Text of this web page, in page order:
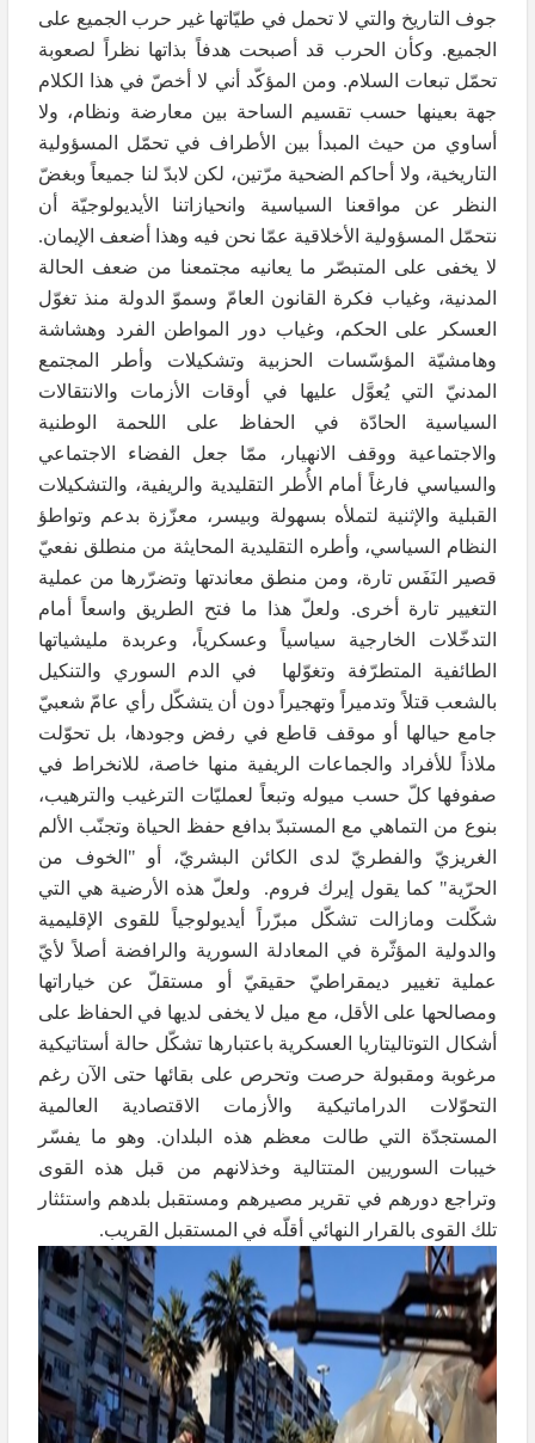
جوف التاريخ والتي لا تحمل في طيّاتها غير حرب الجميع على
الجميع. وكأن الحرب قد أصبحت هدفاً بذاتها نظراً لصعوبة
تحمّل تبعات السلام. ومن المؤكّد أني لا أخصّ في هذا الكلام
جهة بعينها حسب تقسيم الساحة بين معارضة ونظام، ولا
أساوي من حيث المبدأ بين الأطراف في تحمّل المسؤولية
التاريخية، ولا أحاكم الضحية مرّتين، لكن لابدّ لنا جميعاً وبغضّ
النظر عن مواقعنا السياسية وانحيازاتنا الأيديولوجيّة أن
نتحمّل المسؤولية الأخلاقية عمّا نحن فيه وهذا أضعف الإيمان.
لا يخفى على المتبصّر ما يعانيه مجتمعنا من ضعف الحالة
المدنية، وغياب فكرة القانون العامّ وسموّ الدولة منذ تغوّل
العسكر على الحكم، وغياب دور المواطن الفرد وهشاشة
وهامشيّة المؤسّسات الحزبية وتشكيلات وأطر المجتمع
المدنيّ التي يُعوَّل عليها في أوقات الأزمات والانتقالات
السياسية الحادّة في الحفاظ على اللحمة الوطنية
والاجتماعية ووقف الانهيار، ممّا جعل الفضاء الاجتماعي
والسياسي فارغاً أمام الأُطر التقليدية والريفية، والتشكيلات
القبلية والإثنية لتملأه بسهولة وبيسر، معزّزة بدعم وتواطؤ
النظام السياسي، وأطره التقليدية المحايثة من منطلق نفعيّ
قصير النَفَس تارة، ومن منطق معاندتها وتضرّرها من عملية
التغيير تارة أخرى. ولعلّ هذا ما فتح الطريق واسعاً أمام
التدخّلات الخارجية سياسياً وعسكرياً، وعربدة مليشياتها
الطائفية المتطرّفة وتغوّلها في الدم السوري والتنكيل
بالشعب قتلاً وتدميراً وتهجيراً دون أن يتشكّل رأي عامّ شعبيّ
جامع حيالها أو موقف قاطع في رفض وجودها، بل تحوّلت
ملاذاً للأفراد والجماعات الريفية منها خاصة، للانخراط في
صفوفها كلّ حسب ميوله وتبعاً لعمليّات الترغيب والترهيب،
بنوع من التماهي مع المستبدّ بدافع حفظ الحياة وتجنّب الألم
الغريزيّ والفطريّ لدى الكائن البشريّ، أو "الخوف من
الحرّية" كما يقول إيرك فروم. ولعلّ هذه الأرضية هي التي
شكّلت ومازالت تشكّل مبرّراً أيديولوجياً للقوى الإقليمية
والدولية المؤثّرة في المعادلة السورية والرافضة أصلاً لأيّ
عملية تغيير ديمقراطيّ حقيقيّ أو مستقلّ عن خياراتها
ومصالحها على الأقل، مع ميل لا يخفى لديها في الحفاظ على
أشكال التوتاليتاريا العسكرية باعتبارها تشكّل حالة أستاتيكية
مرغوبة ومقبولة حرصت وتحرص على بقائها حتى الآن رغم
التحوّلات الدراماتيكية والأزمات الاقتصادية العالمية
المستجدّة التي طالت معظم هذه البلدان. وهو ما يفسّر
خيبات السوريين المتتالية وخذلانهم من قبل هذه القوى
وتراجع دورهم في تقرير مصيرهم ومستقبل بلدهم واستئثار
تلك القوى بالقرار النهائي أقلّه في المستقبل القريب.